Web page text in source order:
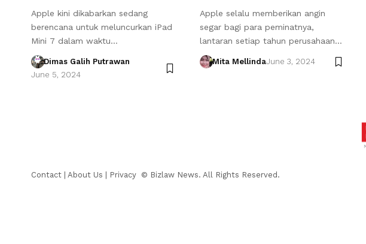
Apple kini dikabarkan sedang
berencana untuk meluncurkan iPad
Mini 7 dalam waktu…
Dimas Galih Putrawan
June 5, 2024
Apple selalu memberikan angin
segar bagi para peminatnya,
lantaran setiap tahun perusahaan…
Mita MellindaJune 3, 2024
Contact About Us Privacy © Bizlaw News. All Rights Reserved.